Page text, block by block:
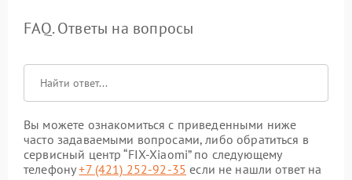
FAQ. Ответы на вопросы
Вы можете ознакомиться с приведенными ниже
часто задаваемыми вопросами, либо обратиться в
сервисный центр “FIX-Xiaomi” по следующему
телефону+7 (421) 252-92-35 если не нашли ответ на